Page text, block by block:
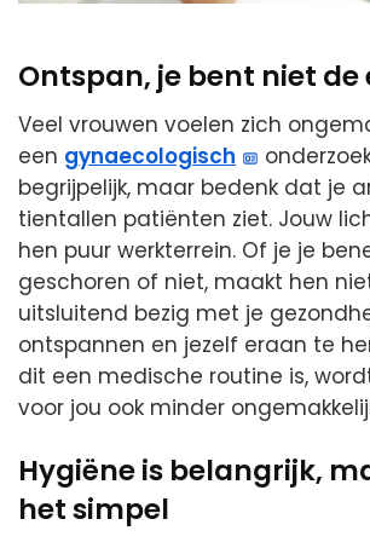
Ontspan, je bent niet de
Veel vrouwen voelen zich
een gynaecologisch
begrijpelijk, maar bedenk dat je
tientallen patiënten ziet. Jouw
hen puur werkterrein. Of je je
geschoren of niet, maakt hen
uitsluitend bezig met je
ontspannen en jezelf eraan te
dit een medische routine is,
voor jou ook minder
Hygiëne is belangrijk,
het simpel